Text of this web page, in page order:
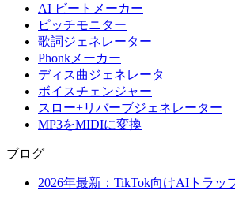
AI ビートメーカー
ピッチモニター
歌詞ジェネレーター
Phonkメーカー
ディス曲ジェネレータ
ボイスチェンジャー
スロー+リバーブジェネレーター
MP3をMIDIに変換
ブログ
2026年最新：TikTok向けAIトラッ